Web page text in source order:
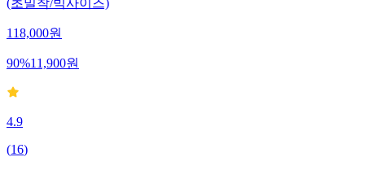
(초밀착/빅사이즈)
118,000원
90%11,900원
4.9
(16)